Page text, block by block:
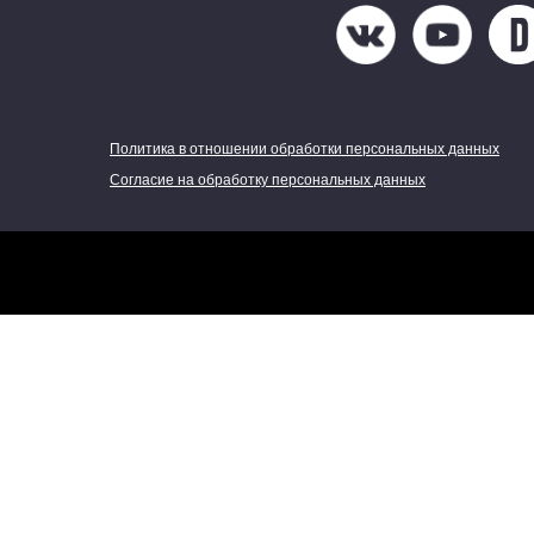
Политика в отношении обработки персональных данных
Согласие на обработку персональных данных